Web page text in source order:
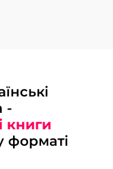
-
книги
форматі